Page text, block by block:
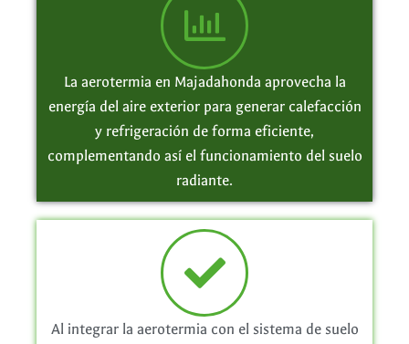
La aerotermia en Majadahonda aprovecha la
energía del aire exterior para generar calefacción
y refrigeración de forma eficiente,
complementando así el funcionamiento del suelo
radiante.
Al integrar la aerotermia con el sistema de suelo